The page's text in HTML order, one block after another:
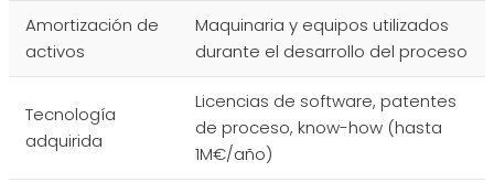
Amortización de
activos
Maquinaria y equipos utilizados
durante el desarrollo del proceso
Tecnología
adquirida
Licencias de software, patentes
de proceso, know-how (hasta
1M€/año)